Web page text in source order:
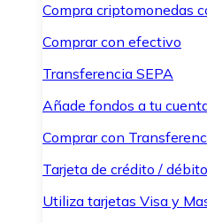
Compra criptomonedas
Comprar con efectivo
Transferencia SEPA
Añade fondos a tu
Comprar con
Tarjeta de crédito / débito
Utiliza tarjetas Visa y